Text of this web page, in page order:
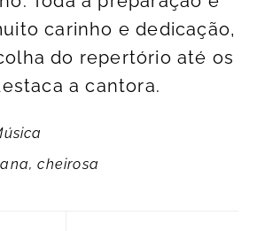
carinho e dedicação,
do repertório até os
a cantora.
,cheirosa